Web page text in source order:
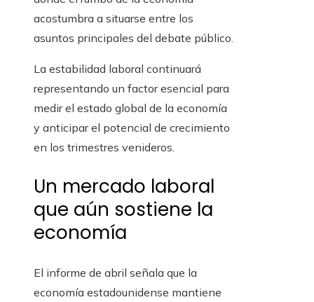
acostumbra a situarse entre los
asuntos principales del debate público.
La estabilidad laboral continuará
representando un factor esencial para
medir el estado global de la economía
y anticipar el potencial de crecimiento
en los trimestres venideros.
Un mercado laboral
que aún sostiene la
economía
El informe de abril señala que la
economía estadounidense mantiene